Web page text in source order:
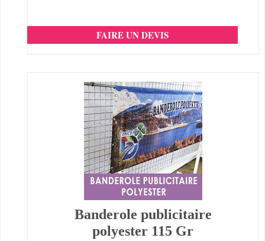
FAIRE UN DEVIS
Banderole publicitaire
polyester 115 Gr